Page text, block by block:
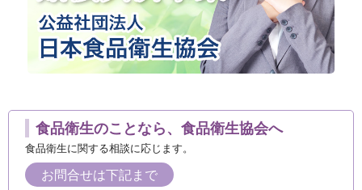
食品衛生のことなら、 食品衛生協会へ
食品衛生に関する相談に応じます。
お問合せは下記まで